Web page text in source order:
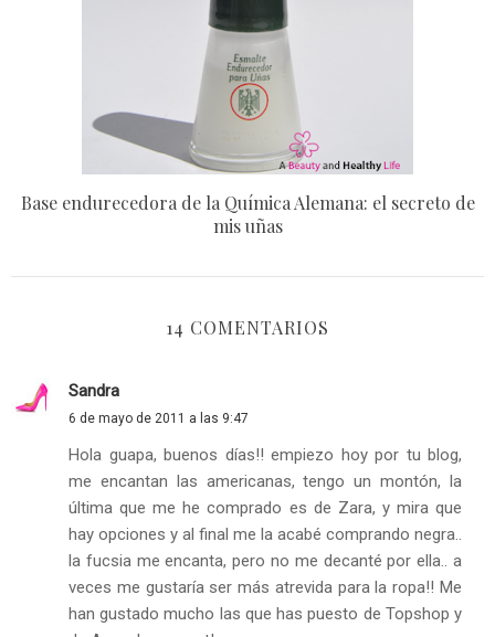
Base endurecedora de la Química Alemana: el secreto de
mis uñas
14 COMENTARIOS
Sandra
6 de mayo de 2011 a las 9:47
Hola guapa, buenos días!! empiezo hoy por tu blog,
me encantan las americanas, tengo un montón, la
última que me he comprado es de Zara, y mira que
hay opciones y al final me la acabé comprando negra..
la fucsia me encanta, pero no me decanté por ella.. a
veces me gustaría ser más atrevida para la ropa!! Me
han gustado mucho las que has puesto de Topshop y